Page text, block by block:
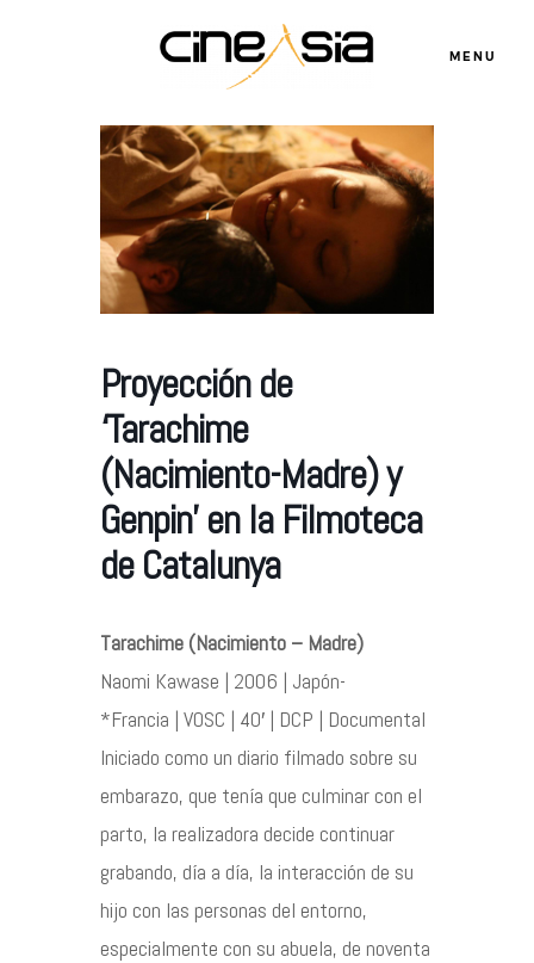
MENU
Proyección de
‘Tarachime
(Nacimiento-Madre) y
Genpin’ en la Filmoteca
de Catalunya
Tarachime (Nacimiento – Madre)
Naomi Kawase | 2006 | Japón-
*Francia | VOSC | 40′ | DCP | Documental
Iniciado como un diario filmado sobre su
embarazo, que tenía que culminar con el
parto, la realizadora decide continuar
grabando, día a día, la interacción de su
hijo con las personas del entorno,
especialmente con su abuela, de noventa
Servicios
©2026 COPYRIGHT FLOTHEMES